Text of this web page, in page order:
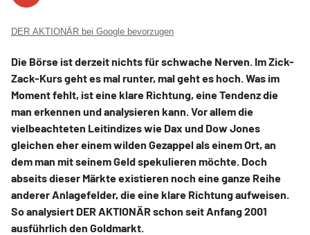
DER AKTIONÄR bei Google bevorzugen
Die Börse ist derzeit nichts für schwache Nerven. Im Zick-
Zack-Kurs geht es mal runter, mal geht es hoch. Was im
Moment fehlt, ist eine klare Richtung, eine Tendenz die
man erkennen und analysieren kann. Vor allem die
vielbeachteten Leitindizes wie Dax und Dow Jones
gleichen eher einem wilden Gezappel als einem Ort, an
dem man mit seinem Geld spekulieren möchte. Doch
abseits dieser Märkte existieren noch eine ganze Reihe
anderer Anlagefelder, die eine klare Richtung aufweisen.
So analysiert DER AKTIONÄR schon seit Anfang 2001
ausführlich den Goldmarkt.